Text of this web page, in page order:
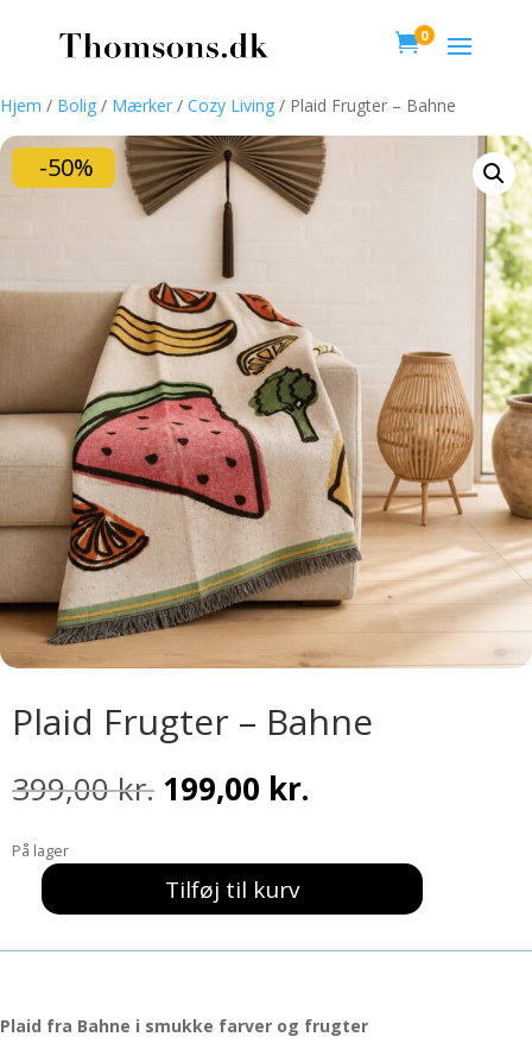
0
Hjem / Bolig / Mærker / Cozy Living / Plaid Frugter – Bahne
-50%
Plaid Frugter – Bahne
399,00kr. Den
oprindelige
var:
399,00 kr..
199,00 kr.
er:
199,00 kr..
På lager
Plaid
-
Tilføj til kurv
Plaid fra Bahne i smukke farver og frugter